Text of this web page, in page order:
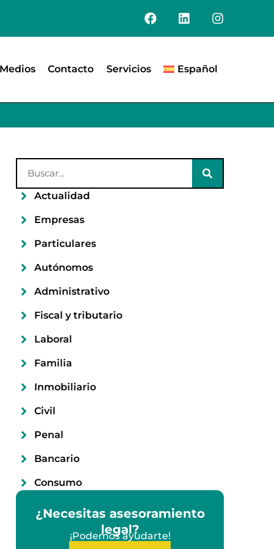
Contacto Servicios Español
Actualidad
Empresas
Particulares
Autónomos
Administrativo
Fiscal y tributario
Laboral
Familia
Inmobiliario
Civil
Penal
Bancario
Consumo
¿Necesitas asesoramiento
legal?
¡Podemos ayudarte!